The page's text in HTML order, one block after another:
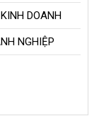
DOANH
NGHIỆP